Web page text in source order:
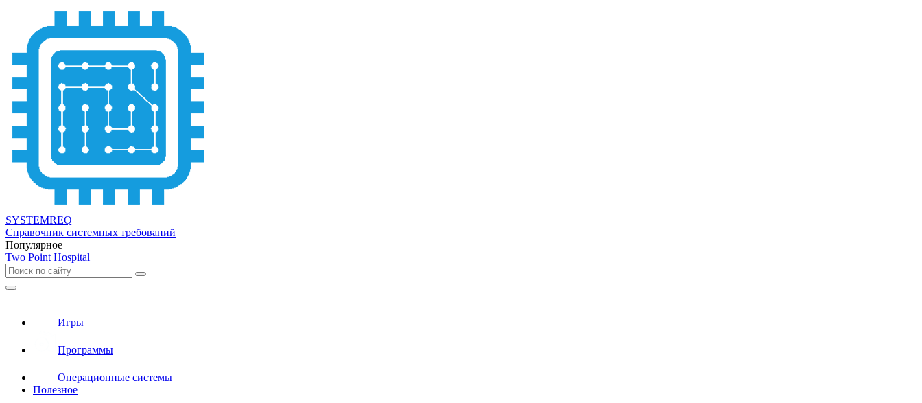
SYSTEMREQ
Справочник системных требований
Популярное
Two Point Hospital
Игры
Программы
Операционные системы
Полезное